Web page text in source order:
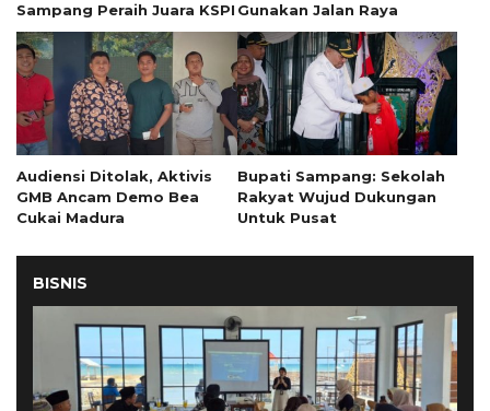
Sampang Peraih Juara KSPI Gunakan Jalan Raya
Audiensi Ditolak, Aktivis
GMB Ancam Demo Bea
Cukai Madura
Bupati Sampang: Sekolah
Rakyat Wujud Dukungan
Untuk Pusat
BISNIS